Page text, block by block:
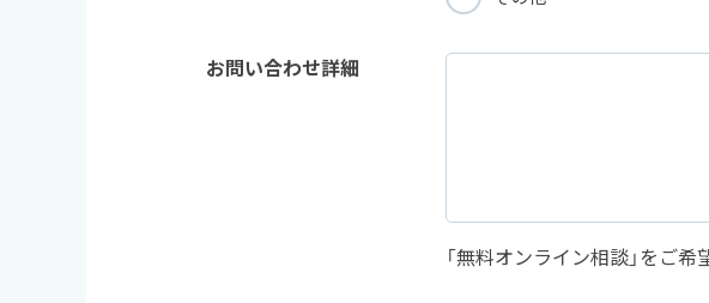
お問い合わせ詳細
「無料オンライン相談」をご